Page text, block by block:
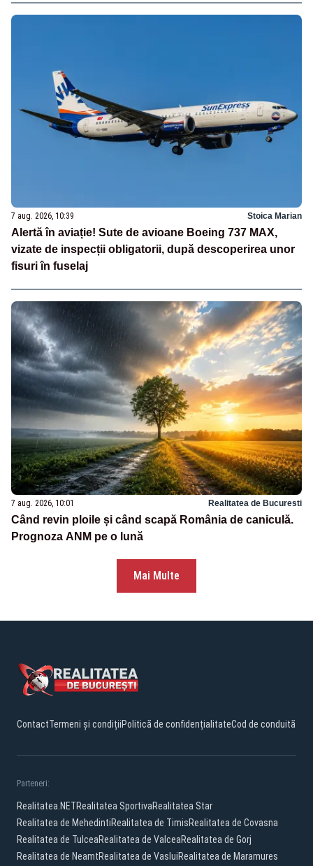
7 aug. 2026, 10:39 Stoica Marian
Alertă în aviație! Sute de avioane Boeing 737 MAX,
vizate de inspecții obligatorii, după descoperirea unor
fisuri în fuselaj
7 aug. 2026, 10:01 Realitatea de Bucuresti
Când revin ploile și când scapă România de caniculă.
Prognoza ANM pe o lună
Mai Multe
ContactTermeni și condițiiPolitică de confidențialitateCod de conduită
Parteneri:
Realitatea.NETRealitatea SportivaRealitatea Star
Realitatea de MehedintiRealitatea de TimisRealitatea de Covasna
Realitatea de TulceaRealitatea de ValceaRealitatea de Gorj
Realitatea de NeamtRealitatea de VasluiRealitatea de Maramures